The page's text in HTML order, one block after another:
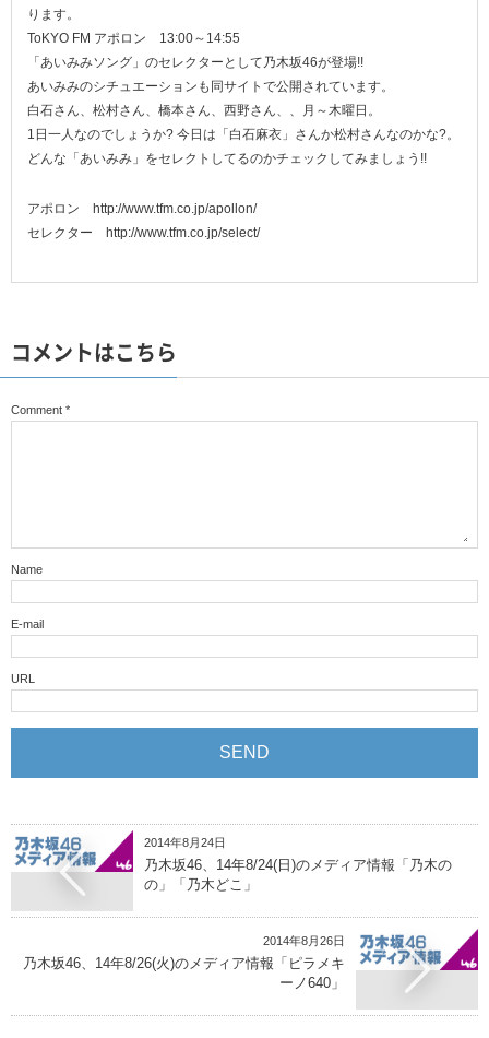
ります。
ToKYO FM アポロン 13:00～14:55
「あいみみソング」のセレクターとして乃木坂46が登場!!
あいみみのシチュエーションも同サイトで公開されています。
白石さん、松村さん、橋本さん、西野さん、、月～木曜日。
1日一人なのでしょうか? 今日は「白石麻衣」さんか松村さんなのかな?。
どんな「あいみみ」をセレクトしてるのかチェックしてみましょう!!
アポロン http://www.tfm.co.jp/apollon/
セレクター http://www.tfm.co.jp/select/
コメントはこちら
Comment *
Name
E-mail
URL
2014年8月24日
乃木坂46、14年8/24(日)のメディア情報「乃木の
の」「乃木どこ」
2014年8月26日
乃木坂46、14年8/26(火)のメディア情報「ピラメキ
ーノ640」